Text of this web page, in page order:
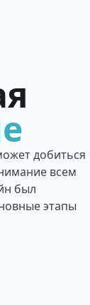
добиться
всем
был
этапы